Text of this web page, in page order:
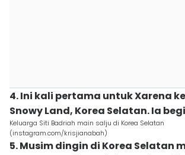
4. Ini kali pertama untuk Xarena
Snowy Land, Korea Selatan. Ia
Keluarga Siti Badriah main salju di Korea Selatan
(instagram.com/krisjianabah)
5. Musim dingin di Korea Selatan